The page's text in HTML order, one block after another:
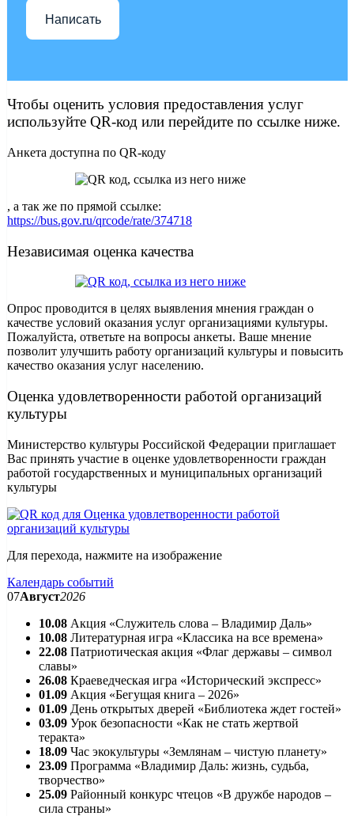
Написать
Чтобы оценить условия предоставления услуг
используйте QR-код или перейдите по ссылке ниже.
Анкета доступна по QR-коду
, а так же по прямой ссылке:
https://bus.gov.ru/qrcode/rate/374718
Независимая оценка качества
Опрос проводится в целях выявления мнения граждан о
качестве условий оказания услуг организациями культуры.
Пожалуйста, ответьте на вопросы анкеты. Ваше мнение
позволит улучшить работу организаций культуры и повысить
качество оказания услуг населению.
Оценка удовлетворенности работой организаций
культуры
Министерство культуры Российской Федерации приглашает
Вас принять участие в оценке удовлетворенности граждан
работой государственных и муниципальных организаций
культуры
Для перехода, нажмите на изображение
Календарь событий
07Август2026
10.08 Акция «Служитель слова – Владимир Даль»
10.08 Литературная игра «Классика на все времена»
22.08 Патриотическая акция «Флаг державы – символ
славы»
26.08 Краеведческая игра «Исторический экспресс»
01.09 Акция «Бегущая книга – 2026»
01.09 День открытых дверей «Библиотека ждет гостей»
03.09 Урок безопасности «Как не стать жертвой
теракта»
18.09 Час экокультуры «Землянам – чистую планету»
23.09 Программа «Владимир Даль: жизнь, судьба,
творчество»
25.09 Районный конкурс чтецов «В дружбе народов –
сила страны»